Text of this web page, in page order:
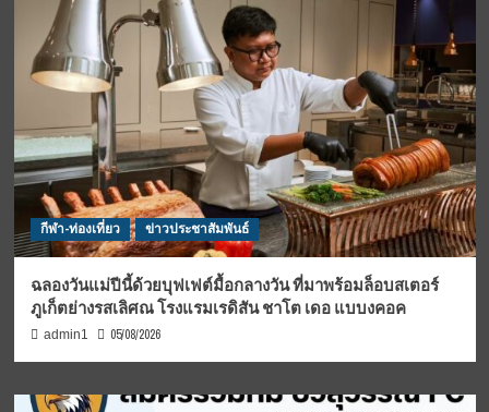
กีฬา-ท่องเที่ยว ข่าวประชาสัมพันธ์
ฉลองวันแม่ปีนี้ด้วยบุฟเฟต์มื้อกลางวัน ที่มาพร้อมล็อบสเตอร์
ภูเก็ตย่างรสเลิศณ โรงแรมเรดิสัน ชาโต เดอ แบบงคอค
admin1 05/08/2026